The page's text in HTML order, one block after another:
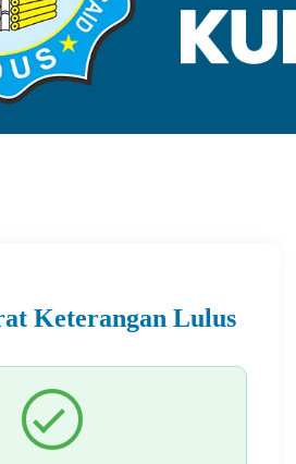
Keterangan Lulus